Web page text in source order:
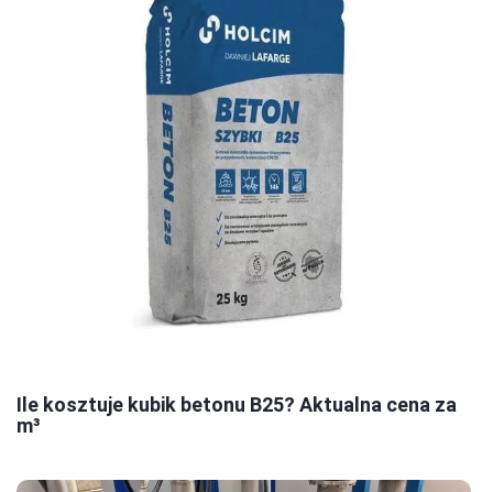
Ile kosztuje kubik betonu B25? Aktualna cena za
m³